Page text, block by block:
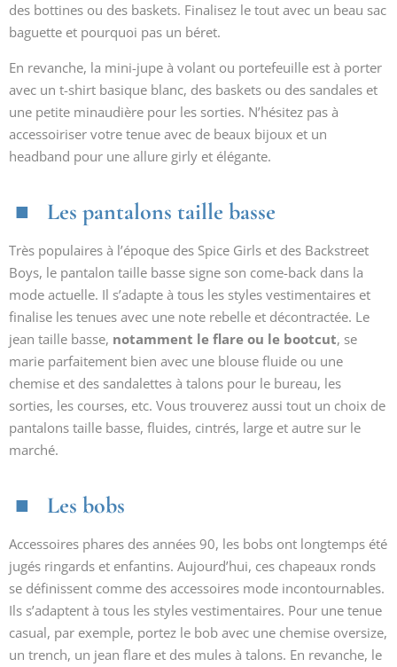
des bottines ou des baskets. Finalisez le tout avec un beau sac
baguette et pourquoi pas un béret.
En revanche, la mini-jupe à volant ou portefeuille est à porter
avec un t-shirt basique blanc, des baskets ou des sandales et
une petite minaudière pour les sorties. N’hésitez pas à
accessoiriser votre tenue avec de beaux bijoux et un
headband pour une allure girly et élégante.
Les pantalons taille basse
Très populaires à l’époque des Spice Girls et des Backstreet
Boys, le pantalon taille basse signe son come-back dans la
mode actuelle. Il s’adapte à tous les styles vestimentaires et
finalise les tenues avec une note rebelle et décontractée. Le
jean taille basse, notamment le flare ou le bootcut, se
marie parfaitement bien avec une blouse fluide ou une
chemise et des sandalettes à talons pour le bureau, les
sorties, les courses, etc. Vous trouverez aussi tout un choix de
pantalons taille basse, fluides, cintrés, large et autre sur le
marché.
Les bobs
Accessoires phares des années 90, les bobs ont longtemps été
jugés ringards et enfantins. Aujourd’hui, ces chapeaux ronds
se définissent comme des accessoires mode incontournables.
Ils s’adaptent à tous les styles vestimentaires. Pour une tenue
casual, par exemple, portez le bob avec une chemise oversize,
un trench, un jean flare et des mules à talons. En revanche, le